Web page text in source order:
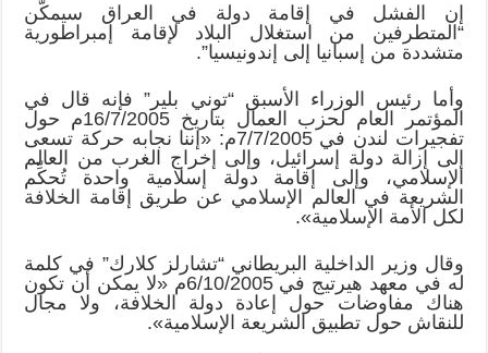
إن الفشل في إقامة دولة في العراق سيمكّن
“المتطرفين من استغلال البلاد لإقامة إمبراطورية
متشددة من إسبانيا إلى إندونيسيا”.
وأما رئيس الوزراء الأسبق “توني بلير” فإنه قال في
المؤتمر العام لحزب العمال بتاريخ 16/7/2005م حول
تفجيرات لندن في 7/7/2005م: «إننا نجابه حركة تسعى
إلى إزالة دولة إسرائيل، وإلى إخراج الغرب من العالم
الإسلامي، وإلى إقامة دولة إسلامية واحدة تُحكِّم
الشريعة في العالم الإسلامي عن طريق إقامة الخلافة
لكل الأمة الإسلامية».
وقال وزير الداخلية البريطاني “تشارلز كلارك” في كلمة
له في معهد هيرتيج في 6/10/2005م «لا يمكن أن تكون
هناك مفاوضات حول إعادة دولة الخلافة، ولا مجال
للنقاش حول تطبيق الشريعة الإسلامية».